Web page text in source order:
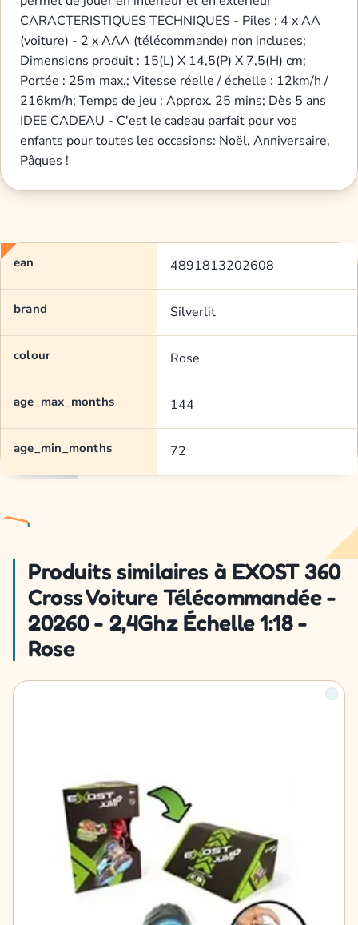
CARACTERISTIQUES TECHNIQUES - Piles : 4 x AA
(voiture) - 2 x AAA (télécommande) non incluses;
Dimensions produit : 15(L) X 14,5(P) X 7,5(H) cm;
Portée : 25m max.; Vitesse réelle / échelle : 12km/h /
216km/h; Temps de jeu : Approx. 25 mins; Dès 5 ans
IDEE CADEAU - C'est le cadeau parfait pour vos
enfants pour toutes les occasions: Noël, Anniversaire,
Pâques !
ean 4891813202608
brand Silverlit
colour Rose
age_max_months 144
age_min_months 72
Produits similaires à EXOST 360
Cross Voiture Télécommandée -
20260 - 2,4Ghz Échelle 1:18 -
Rose